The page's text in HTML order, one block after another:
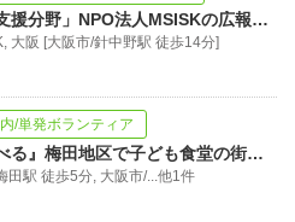
「環境・子ども支援分野」NPO法人MSISKの広報担当募集！！
大阪 [大阪市/針中野駅 徒歩14分]
/単発ボランティア
『年末、日程選べる』梅田地区で子ども食堂の街頭募金活動で気軽に社会貢献！
田駅 徒歩5分, 大阪市/...他1件